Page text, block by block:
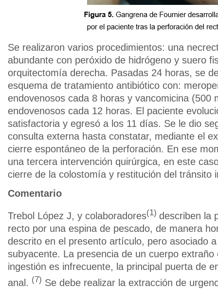
Se realizaron varios procedimientos: una
abundante con peróxido de hidrógeno y suero
orquitectomía derecha. Pasadas 24 horas, se
esquema de tratamiento antibiótico con:
endovenosos cada 8 horas y vancomicina (500
endovenosos cada 12 horas. El paciente
satisfactoria y egresó a los 11 días. Se le dio
consulta externa hasta constatar, mediante el
cierre espontáneo de la perforación. En ese
una tercera intervención quirúrgica, en este
cierre de la colostomía y restitución del tránsito
Comentario
Trebol López J, y colaboradores(1) describen la
recto por una espina de pescado, de manera
descrito en el presento artículo, pero asociado
subyacente. La presencia de un cuerpo extraño
ingestión es infrecuente, la principal puerta de
anal. (7) Se debe realizar la extracción de